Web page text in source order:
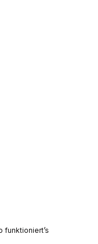
funktioniert’s